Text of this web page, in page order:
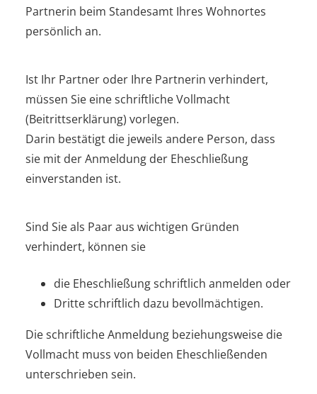
Partnerin beim Standesamt Ihres Wohnortes
persönlich an.
Ist Ihr Partner oder Ihre Partnerin verhindert,
müssen Sie eine schriftliche Vollmacht
(Beitrittserklärung) vorlegen.
Darin bestätigt die jeweils andere Person, dass
sie mit der Anmeldung der Eheschließung
einverstanden ist.
Sind Sie als Paar aus wichtigen Gründen
verhindert, können sie
die Eheschließung schriftlich anmelden oder
Dritte schriftlich dazu bevollmächtigen.
Die schriftliche Anmeldung beziehungsweise die
Vollmacht muss von beiden Eheschließenden
unterschrieben sein.